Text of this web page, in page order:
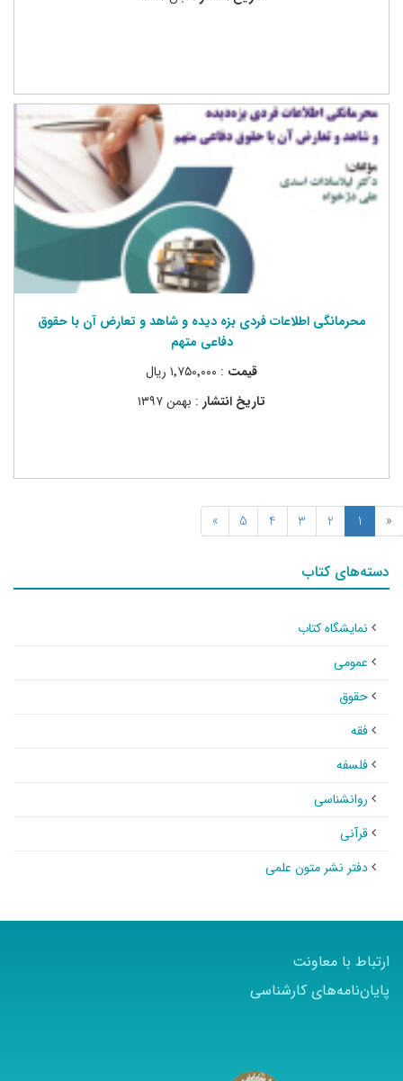
محرمانگی اطلاعات فردی بزه دیده و شاهد و تعارض آن با حقوق
دفاعی متهم
قیمت : ۱٬۷۵۰٬۰۰۰ ریال
تاریخ انتشار : بهمن ۱۳۹۷
«
1
2
3
4
5
»
دسته‌های کتاب
نمایشگاه کتاب
عمومی
حقوق
فقه
فلسفه
روانشناسی
قرآنی
دفتر نشر متون علمی
ارتباط با معاونت
پایان‌نامه‌های کارشناسی